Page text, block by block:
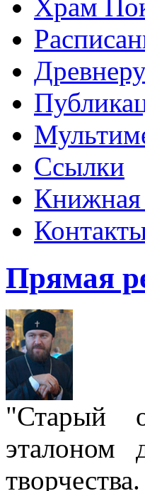
Храм
Ссылки
Книжная
Прямая
"Старый
эталоном